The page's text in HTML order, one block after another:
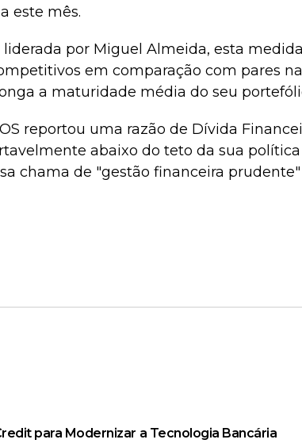
este mês.
por Miguel Almeida, esta
em comparação com pares
a maturidade média do seu
reportou uma razão de Dívida
abaixo do teto da sua
chama de "gestão financeira
para Modernizar a Tecnologia Bancária